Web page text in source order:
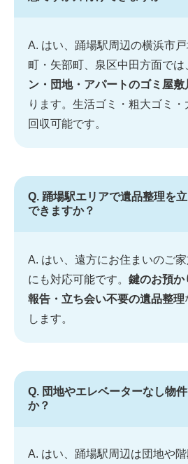
A. はい、踊場駅周辺の横浜市
町・矢部町、泉区中田方面では
ン・団地・アパートのゴミ屋敷
ります。生活ゴミ・粗大ゴミ
回収可能です。
Q. 踊場駅エリアで遺品整理を
できますか？
A. はい、遠方にお住まいのご
にも対応可能です。 鍵のお預か
報告・立ち会い不要の遺品整理
します。
Q. 団地やエレベーターなし物
か？
A. はい、踊場駅周辺は団地や